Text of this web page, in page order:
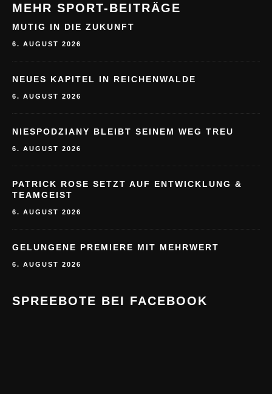
MEHR SPORT-BEITRÄGE
MUTIG IN DIE ZUKUNFT
6. AUGUST 2026
NEUES KAPITEL IN REICHENWALDE
6. AUGUST 2026
NIESPODZIANY BLEIBT SEINEM WEG TREU
6. AUGUST 2026
PATRICK ROSE SETZT AUF ENTWICKLUNG &
TEAMGEIST
6. AUGUST 2026
GELUNGENE PREMIERE MIT MEHRWERT
6. AUGUST 2026
SPREEBOTE BEI FACEBOOK